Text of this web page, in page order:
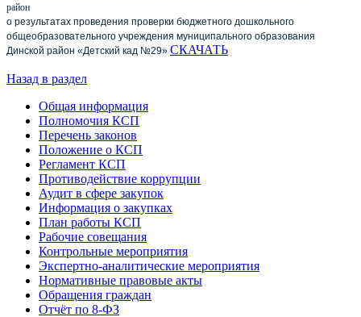
район
о результатах проведения проверки бюджетного дошкольного
общеобразовательного учреждения муниципального образования
Динской район «Детский кад №29» СКАЧАТЬ
Назад в раздел
Общая информация
Полномочия КСП
Перечень законов
Положение о КСП
Регламент КСП
Противодействие коррупции
Аудит в сфере закупок
Информация о закупках
План работы КСП
Рабочие совещания
Контрольные мероприятия
Экспертно-аналитические мероприятия
Нормативные правовые акты
Обращения граждан
Отчёт по 8-ФЗ